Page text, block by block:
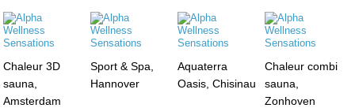
Chaleur 3D
sauna,
Amsterdam
Sport & Spa,
Hannover
Aquaterra
Oasis, Chisinau
Chaleur combi
sauna,
Zonhoven